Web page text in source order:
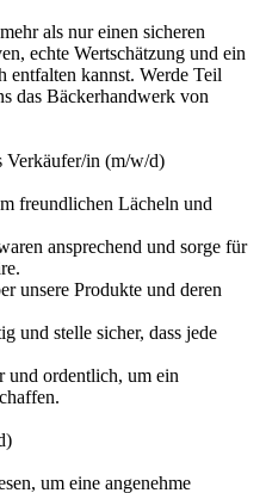
als nur einen sicheren
echte Wertschätzung und ein
kannst. Werde Teil
das Bäckerhandwerk von
Verkäufer/in (m/w/d)
freundlichen Lächeln und
ansprechend und sorge für
unsere Produkte und deren
und stelle sicher, dass jede
und ordentlich, um ein
um eine angenehme